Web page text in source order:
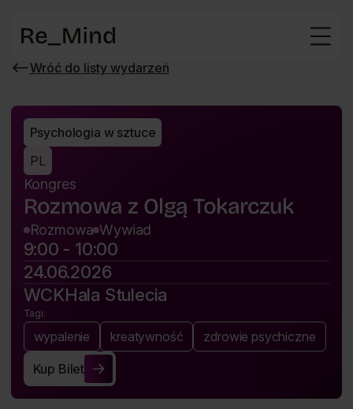
Wróć do listy wydarzeń
Wróć
wydarzeń
Psychologia w sztuce
PL
Kongres
Rozmowa z Olgą Tokarczuk
Rozmowa Wywiad
9:00 - 10:00
24.06.2026
WCKHala Stulecia
Tagi:
wypalenie kreatywność zdrowie psychiczne
Kup Bilet
Kup Bilet